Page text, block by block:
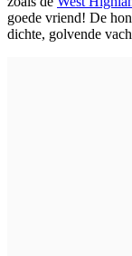
goede vriend! De
dichte, golvende